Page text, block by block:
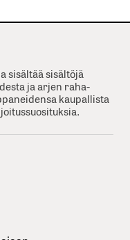
sisältää sisältöjä
ja arjen raha-
kaupallista